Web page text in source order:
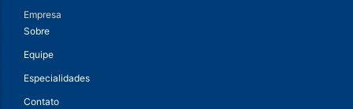
Empresa
Sobre
Equipe
Especialidades
Contato